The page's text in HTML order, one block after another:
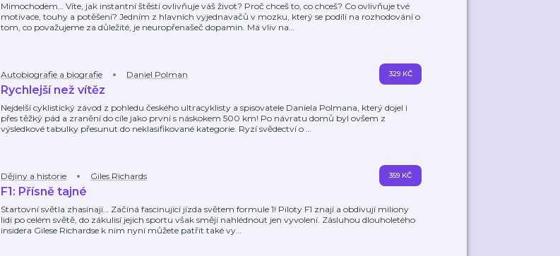
Mimochodem… Víte, jak instantní štěstí ovlivňuje váš život? Proč chceš to, co chceš? Co ovlivňuje tvé
motivace, touhy a potěšení? Jedním z hlavních vyjednavačů v mozku, který se podílí na rozhodování o
tom, co považujeme za důležité, je neuropřenašeč dopamin. Má vliv na…
Autobiografie a biografie Daniel Polman
Rychlejší než vítěz
Nejdelší cyklistický závod z pohledu českého ultracyklisty a spisovatele Daniela Polmana, který dojel i
přes těžký pád a zranění do cíle jako první s náskokem 500 km! Po návratu domů byl ovšem z
výsledkové tabulky přesunut do neklasifikované kategorie. Ryzí svědectví o …
329 KČ
Dějiny a historie Giles Richards
F1: Přísně tajné
Startovní světla zhasínají… Začíná fascinující jízda světem formule 1! Piloty F1 znají a obdivují miliony
lidí po celém světě, do zákulisí jejich sportu však smějí nahlédnout jen vyvolení. Zásluhou dlouholetého
insidera Gilese Richardse k nim nyní můžete patřit také vy…
359 KČ